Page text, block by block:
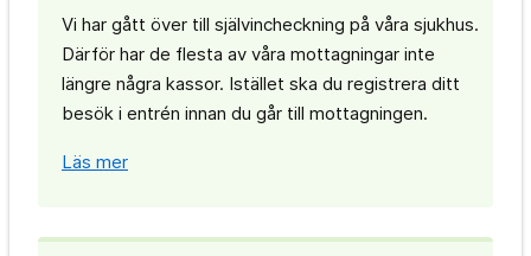
Vi har gått över till självincheckning på våra sjukhus.
Därför har de flesta av våra mottagningar inte
längre några kassor. Istället ska du registrera ditt
besök i entrén innan du går till mottagningen.
Läs mer